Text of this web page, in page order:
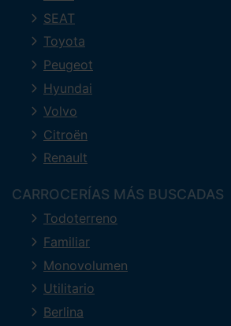
SEAT
Toyota
Peugeot
Hyundai
Volvo
Citroën
Renault
CARROCERÍAS MÁS BUSCADAS
Todoterreno
Familiar
Monovolumen
Utilitario
Berlina